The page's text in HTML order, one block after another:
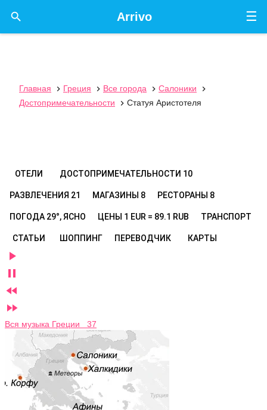
☰
Arrivo

Главная  Греция  Все города  Салоники

Достопримечательности
 Статуя Аристотеля
ОТЕЛИ ДОСТОПРИМЕЧАТЕЛЬНОСТИ 10
РАЗВЛЕЧЕНИЯ 21 МАГАЗИНЫ 8 РЕСТОРАНЫ 8
ПОГОДА 29°, ЯСНО ЦЕНЫ 1 EUR = 89.1 RUB ТРАНСПОРТ
СТАТЬИ ШОППИНГ ПЕРЕВОДЧИК КАРТЫ




Вся музыка Греции 37